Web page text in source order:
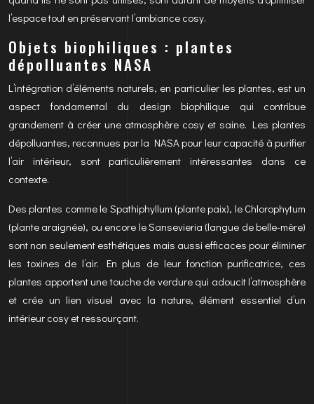
l’espace tout en préservant l’ambiance cosy.
Objets biophiliques : plantes
dépolluantes NASA
L’intégration d’éléments naturels, en particulier les plantes, est un
aspect fondamental du design biophilique qui contribue
grandement à créer une atmosphère cosy et saine. Les plantes
dépolluantes, reconnues par la NASA pour leur capacité à purifier
l’air intérieur, sont particulièrement intéressantes dans ce
contexte.
Des plantes comme le Spathiphyllum (plante paix), le Chlorophytum
(plante araignée), ou encore le Sansevieria (langue de belle-mère)
sont non seulement esthétiques mais aussi efficaces pour éliminer
les toxines de l’air. En plus de leur fonction purificatrice, ces
plantes apportent une touche de verdure qui adoucit l’atmosphère
et crée un lien visuel avec la nature, élément essentiel d’un
intérieur cosy et ressourçant.